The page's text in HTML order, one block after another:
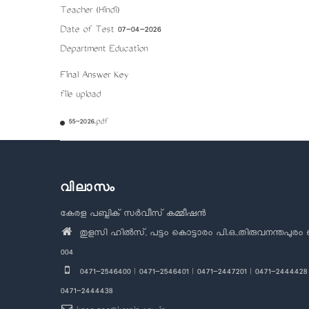
Teacher (Hindi)
Date of Test 07-04-2026
Department Education
Final Answer Key
file upload
55-2026.pdf
വിലാസം
കേരള പബ്ലിക് സർവീസ് കമ്മീഷൻ
തുളസി ഹിൽസ്, പട്ടം കൊട്ടാരം പി.ഒ.,തിരുവനന്തപുരം
004
0471-2546400 | 0471-2546401 | 0471-2447201 | 0471-
0471-2444438